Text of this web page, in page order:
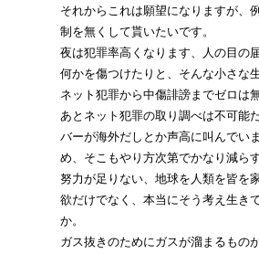
それからこれは願望になりますが、
制を無くして貰いたいです。
夜は犯罪率高くなります、人の目の
何かを傷つけたりと、そんな小さな
ネット犯罪から中傷誹謗までゼロは
あとネット犯罪の取り調べは不可能
バーが海外だしとか声高に叫んでい
め、そこもやり方次第でかなり減ら
努力が足りない、地球を人類を皆を
欲だけでなく、本当にそう考え生き
か。
ガス抜きのためにガスが溜まるもの